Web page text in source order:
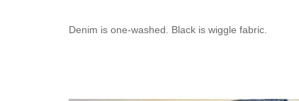
Denim is one-washed. Black is wiggle fabric.